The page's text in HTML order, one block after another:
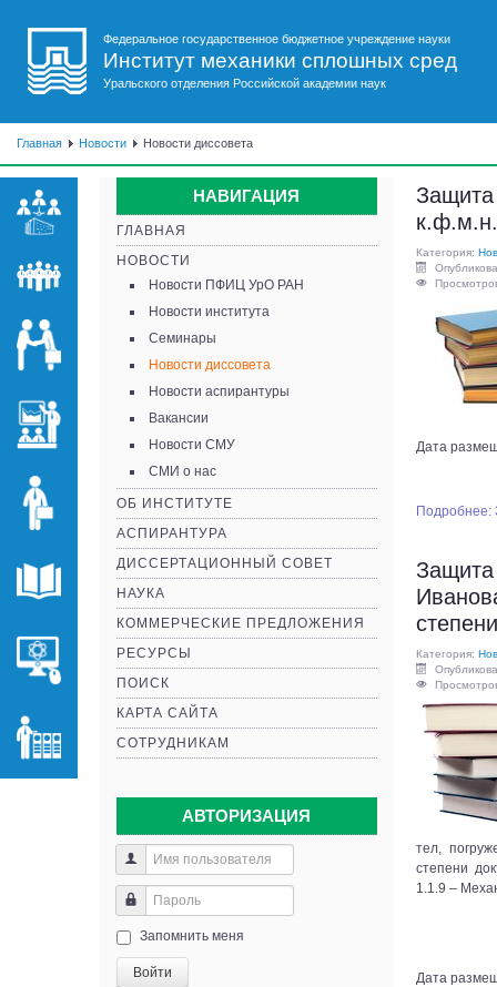
Федеральное государственное бюджетное учреждение науки
Институт механики сплошных сред
Уральского отделения Российской академии наук
Главная Новости Новости диссовета
НАВИГАЦИЯ
ГЛАВНАЯ
НОВОСТИ
Новости ПФИЦ УрО РАН
Новости института
Семинары
Новости диссовета
Новости аспирантуры
Вакансии
Новости СМУ
СМИ о нас
ОБ ИНСТИТУТЕ
АСПИРАНТУРА
ДИССЕРТАЦИОННЫЙ СОВЕТ
НАУКА
КОММЕРЧЕСКИЕ ПРЕДЛОЖЕНИЯ
РЕСУРСЫ
ПОИСК
КАРТА САЙТА
СОТРУДНИКАМ
АВТОРИЗАЦИЯ
Запомнить меня
Войти
Защита
к.ф.м.н.
Категория:
Дата
Подробнее:
Защита
Категория:
тел,
степени
1.1.9 –
Дата